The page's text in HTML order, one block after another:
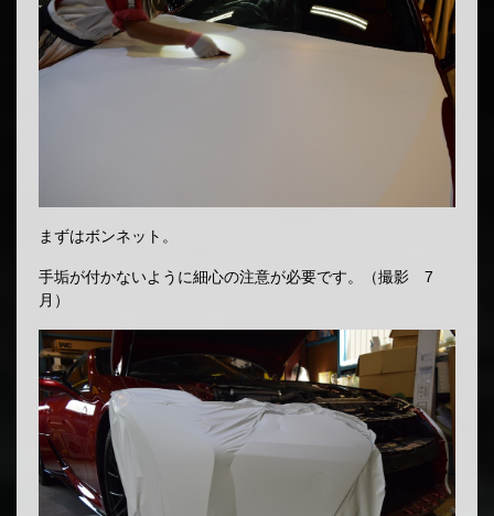
まずはボンネット。
手垢が付かないように細心の注意が必要です。（撮影 7
月）